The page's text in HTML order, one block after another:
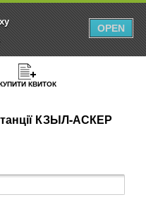
КВИТОК
КЗЫЛ-АСКЕР
OPEN